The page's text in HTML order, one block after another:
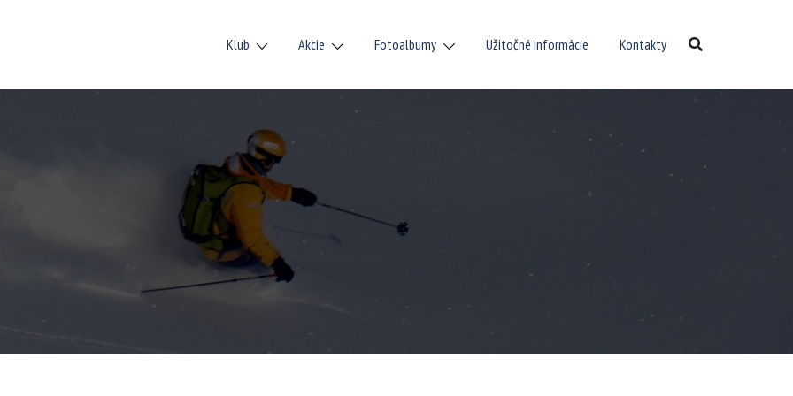
Klub Akcie Fotoalbumy Užitočné informácie Kontakty